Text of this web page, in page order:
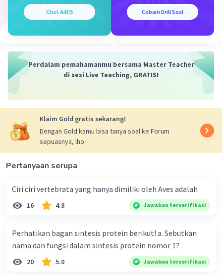
proses fotosintesis.
yang berfungsi sebagai katalisator dalam proses
kimia yang terjadi dalam pembentukan senyawa
organik.
dengan efektif dan menghasilkan senyawa
organik seperti glukosa dan oksigen yang sangat
penting bagi kehidupan tumbuhan dan makhluk
hidup lainnya.
Beri Rating
Iklan
Chat AiRIS Cobain Drill Soal
Perdalam pemahamanmu bersama Master Teacher
di sesi Live Teaching, GRATIS!
Klaim Gold gratis sekarang!
Dengan Gold kamu bisa tanya soal ke Forum
sepuasnya, lho.
Pertanyaan serupa
Ciri ciri vertebrata yang hanya dimiliki oleh Aves adalah
16 4.8 Jawaban terverifikasi
Perhatikan bagan sintesis protein berikut! a. Sebutkan
nama dan fungsi dalam sintesis protein nomor 1?
20 5.0 Jawaban terverifikasi